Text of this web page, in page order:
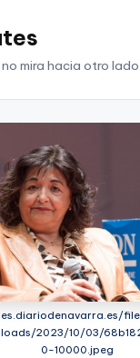
mira hacia otro lado.
2023/10/03/
0-10000.jpeg